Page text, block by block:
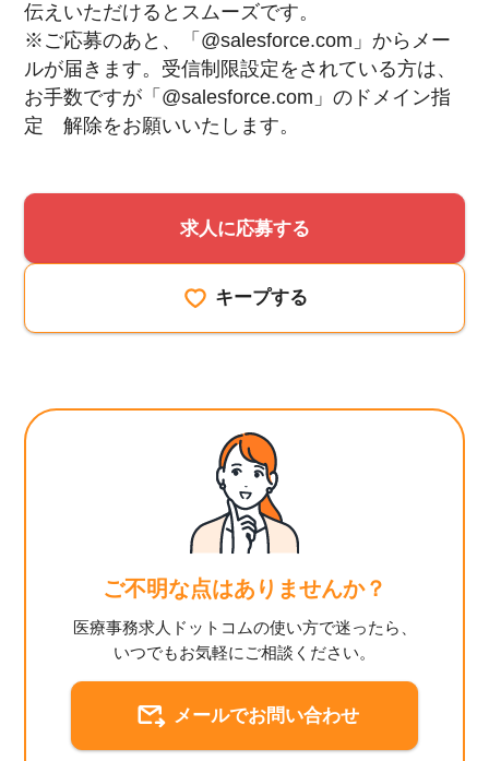
伝えいただけるとスムーズです。
※ご応募のあと、「@salesforce.com」からメー
ルが届きます。受信制限設定をされている方は、
お手数ですが「@salesforce.com」のドメイン指
定 解除をお願いいたします。
求人に応募する
キープする
ご不明な点はありませんか？
医療事務求人ドットコムの使い方で迷ったら、
いつでもお気軽にご相談ください。
メールでお問い合わせ